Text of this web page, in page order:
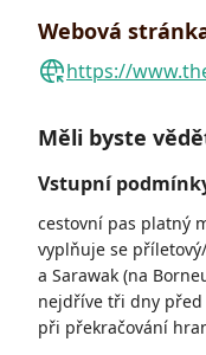
Webová
https://
Měli byste
Vstupní
cestovní pas platný
vyplňuje se
a Sarawak (na
nejdříve tři dny před
při překračování